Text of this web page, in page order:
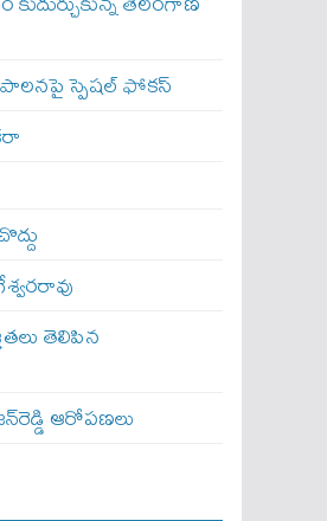
స్పెషల్ ఫోకస్
తెలిపిన
ఆరోపణలు